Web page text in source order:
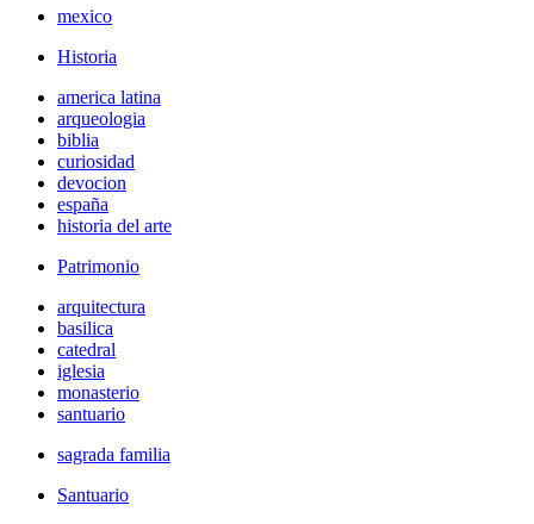
mexico
Historia
america latina
arqueologia
biblia
curiosidad
devocion
españa
historia del arte
Patrimonio
arquitectura
basilica
catedral
iglesia
monasterio
santuario
sagrada familia
Santuario